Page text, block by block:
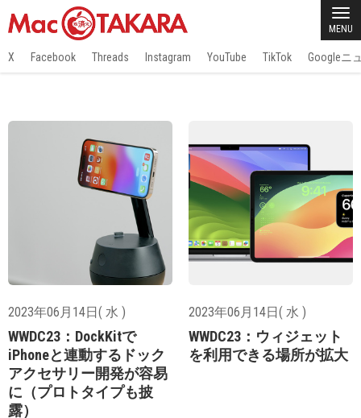
MENU
X Facebook Threads Instagram YouTube TikTok Googleニ
2023年06月14日( 水 )
WWDC23：DockKitで
iPhoneと連動するドック
アクセサリー開発が容易
に（プロトタイプも披
露）
2023年06月14日( 水 )
WWDC23：ウィジェット
を利用できる場所が拡大